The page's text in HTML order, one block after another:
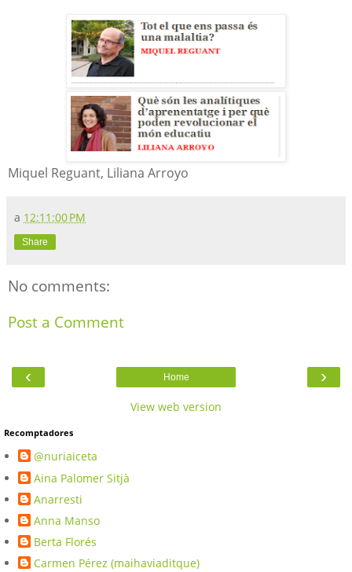
Miquel Reguant, Liliana Arroyo
a 12:11:00 PM
Share
No comments:
Post a Comment
‹ ›
Home
View web version
Recomptadores
@nuriaiceta
Aina Palomer Sitjà
Anarresti
Anna Manso
Berta Florés
Carmen Pérez (maihaviaditque)